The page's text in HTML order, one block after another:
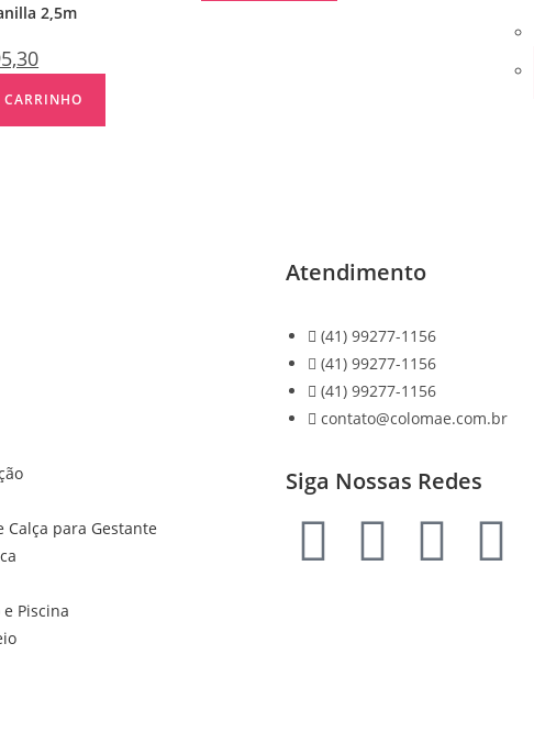
2,5m
Calça para Gestante
Piscina
Atendimento
(41) 99277-1156
(41) 99277-1156
(41) 99277-1156
contato@colomae.com.br
Siga Nossas Redes